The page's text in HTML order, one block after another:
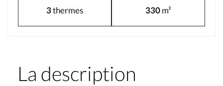
3thermes 330m²
La description